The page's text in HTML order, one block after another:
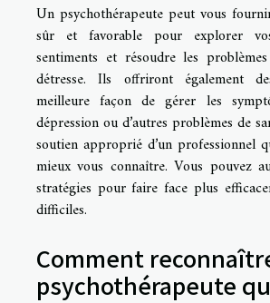
Un psychothérapeute peut vous
sûr et favorable pour explorer
sentiments et résoudre les
détresse. Ils offriront également
meilleure façon de gérer les
dépression ou d’autres problèmes de
soutien approprié d’un professionnel
mieux vous connaître. Vous pouvez
stratégies pour faire face plus
difficiles.
Comment
psychothérapeute